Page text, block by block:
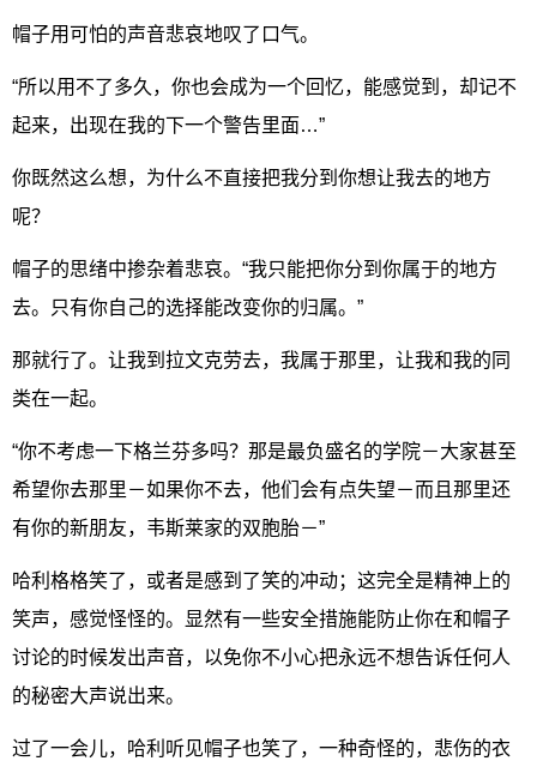
帽子用可怕的声音悲哀地叹了口气。
“所以用不了多久，你也会成为一个回忆，能感觉到，却记不
起来，出现在我的下一个警告里面…”
你既然这么想，为什么不直接把我分到你想让我去的地方
呢？
帽子的思绪中掺杂着悲哀。“我只能把你分到你属于的地方
去。只有你自己的选择能改变你的归属。”
那就行了。让我到拉文克劳去，我属于那里，让我和我的同
类在一起。
“你不考虑一下格兰芬多吗？那是最负盛名的学院－大家甚至
希望你去那里－如果你不去，他们会有点失望－而且那里还
有你的新朋友，韦斯莱家的双胞胎－”
哈利格格笑了，或者是感到了笑的冲动；这完全是精神上的
笑声，感觉怪怪的。显然有一些安全措施能防止你在和帽子
讨论的时候发出声音，以免你不小心把永远不想告诉任何人
的秘密大声说出来。
过了一会儿，哈利听见帽子也笑了，一种奇怪的，悲伤的衣